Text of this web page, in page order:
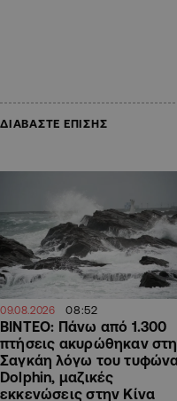
ΔΙΑΒΑΣΤΕ ΕΠΙΣΗΣ
09.08.2026 08:52
ΒΙΝΤΕΟ: Πάνω από 1.300
πτήσεις ακυρώθηκαν στη
Σαγκάη λόγω του
Dolphin, μαζικές
εκκενώσεις στην Κίνα